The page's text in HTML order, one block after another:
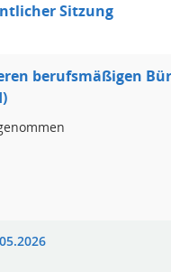
Sitzung
berufsmäßigen